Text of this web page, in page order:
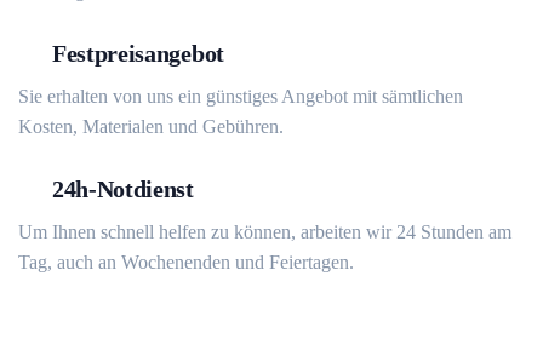
Festpreisangebot
Sie erhalten von uns ein günstiges Angebot mit sämtlichen
Kosten, Materialen und Gebühren.
24h-Notdienst
Um Ihnen schnell helfen zu können, arbeiten wir 24 Stunden am
Tag, auch an Wochenenden und Feiertagen.